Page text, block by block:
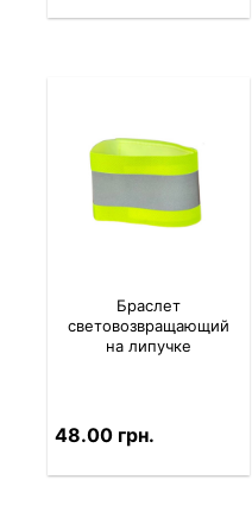
Браслет
световозвращающий
на липучке
48.00 грн.